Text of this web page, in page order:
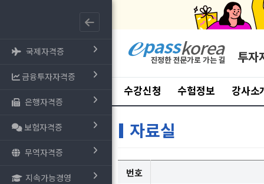
국제자격증
금융투자자격증
은행자격증
보험자격증
무역자격증
지속가능경영
투자
수강신청 수험정보 강사소
자료실
번호